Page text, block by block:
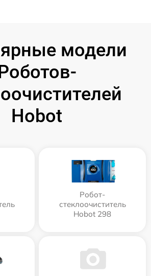
модели
Hobot
Робот-
стеклоочиститель
Hobot 298